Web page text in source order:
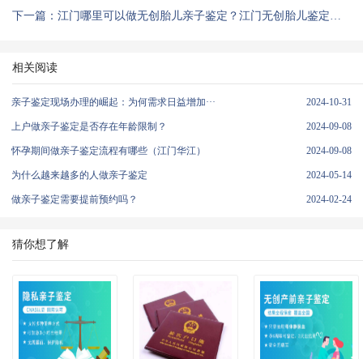
下一篇：江门哪里可以做无创胎儿亲子鉴定？江门无创胎儿鉴定多少钱？
相关阅读
亲子鉴定现场办理的崛起：为何需求日益增加··· 2024-10-31
上户做亲子鉴定是否存在年龄限制？ 2024-09-08
怀孕期间做亲子鉴定流程有哪些（江门华江） 2024-09-08
为什么越来越多的人做亲子鉴定 2024-05-14
做亲子鉴定需要提前预约吗？ 2024-02-24
猜你想了解